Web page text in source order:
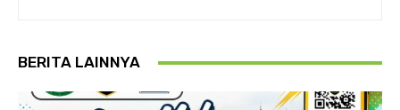
BERITA LAINNYA